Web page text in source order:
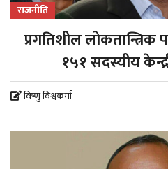
राजनीति
प्रगतिशील लोकतान्त्रिक
१५१ सदस्यीय
विष्णु विश्वकर्मा